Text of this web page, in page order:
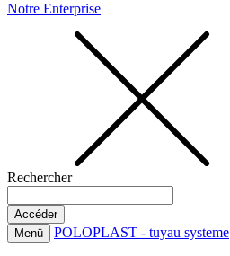
Notre Enterprise
Rechercher
Menü POLOPLAST - tuyau systeme